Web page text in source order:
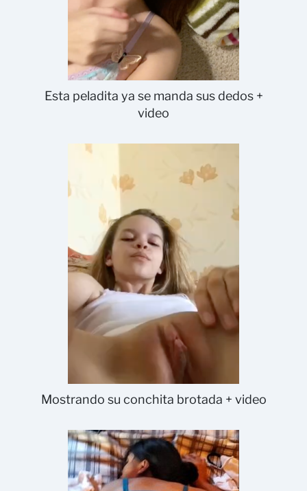
Esta peladita ya se manda sus dedos +
video
Mostrando su conchita brotada + video